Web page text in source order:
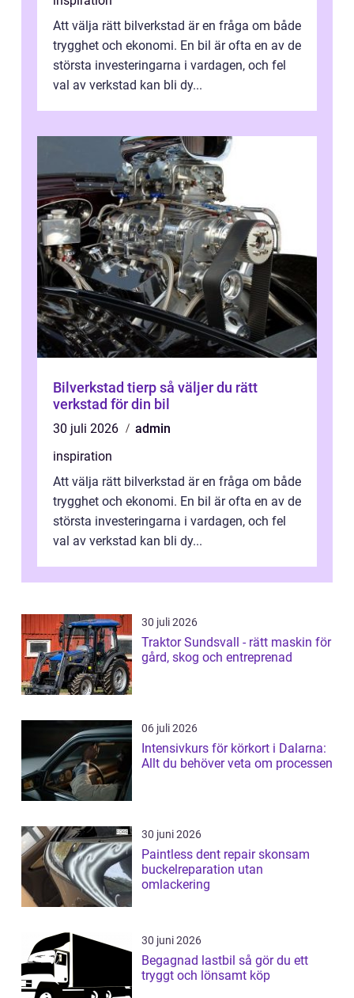
Att välja rätt bilverkstad är en fråga om både
trygghet och ekonomi. En bil är ofta en av de
största investeringarna i vardagen, och fel
val av verkstad kan bli dy...
Bilverkstad tierp så väljer du rätt
verkstad för din bil
30 juli 2026
admin
inspiration
Att välja rätt bilverkstad är en fråga om både
trygghet och ekonomi. En bil är ofta en av de
största investeringarna i vardagen, och fel
val av verkstad kan bli dy...
30 juli 2026
Traktor Sundsvall - rätt maskin för
gård, skog och entreprenad
06 juli 2026
Intensivkurs för körkort i Dalarna:
Allt du behöver veta om processen
30 juni 2026
Paintless dent repair skonsam
buckelreparation utan
omlackering
30 juni 2026
Begagnad lastbil så gör du ett
tryggt och lönsamt köp